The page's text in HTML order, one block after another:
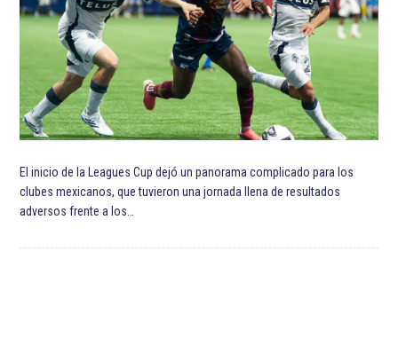
El inicio de la Leagues Cup dejó un panorama complicado para los
clubes mexicanos, que tuvieron una jornada llena de resultados
adversos frente a los…